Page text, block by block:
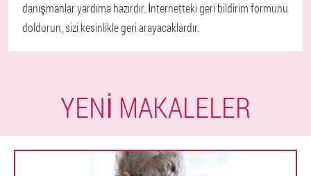
danışmanlar yardıma hazırdır. İnternetteki geri bildirim formunu
doldurun, sizi kesinlikle geri arayacaklardır.
YENI MAKALELER